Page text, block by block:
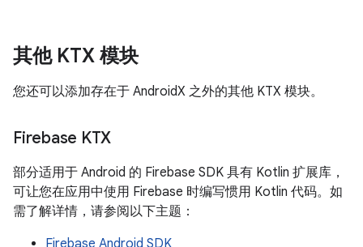
其他 KTX 模块
您还可以添加存在于 AndroidX 之外的其他 KTX 模块。
Firebase KTX
部分适用于 Android 的 Firebase SDK 具有 Kotlin 扩展库，
可让您在应用中使用 Firebase 时编写惯用 Kotlin 代码。如
需了解详情，请参阅以下主题：
Firebase Android SDK